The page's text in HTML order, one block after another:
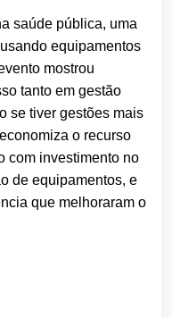
saúde pública, uma
equipamentos
mostrou
tanto em gestão
se tiver gestões mais
o recurso
com investimento no
de equipamentos, e
que melhoraram o